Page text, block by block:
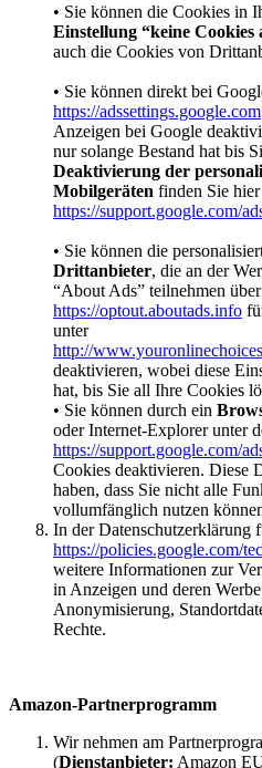
• Sie können die Cookies in
Einstellung “keine Cookies
auch die Cookies von
• Sie können direkt bei
https://adssettings.google.com
Anzeigen bei Google
nur solange Bestand hat bis
Deaktivierung der
Mobilgeräten finden Sie
https://support.google.com/
• Sie können die
Drittanbieter, die an der
“About Ads” teilnehmen
https://optout.aboutads.info
unter
http://
deaktivieren, wobei diese
hat, bis Sie all Ihre Cookies
• Sie können durch ein
oder Internet-Explorer unter
https://support.google.com/
Cookies deaktivieren. Diese
haben, dass Sie nicht alle
vollumfänglich nutzen
In der Datenschutzerklärung
https://policies.google.com/
weitere Informationen zur
in Anzeigen und deren
Anonymisierung,
Rechte.
Amazon-Partnerprogramm
Wir nehmen am
(Dienstanbieter: Amazon